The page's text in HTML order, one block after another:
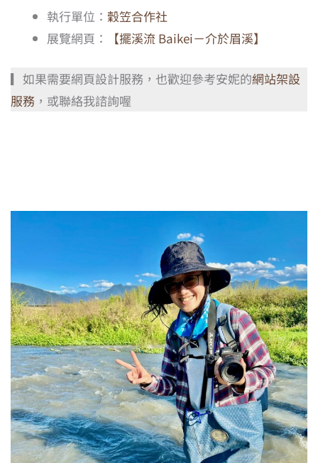
執行單位： 穀笠合作社
展覽網頁：
【擺溪流 Baikei－介於眉溪】
▎如果需要網頁設計服務，也歡迎參考安妮的網站架設
服務 ，或聯絡我諮詢喔